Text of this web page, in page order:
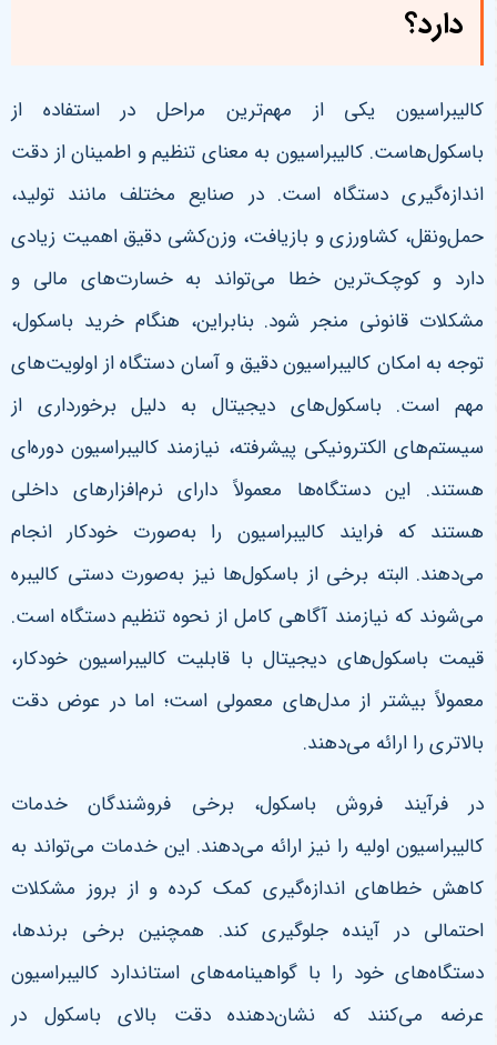
دارد؟
کالیبراسیون یکی از مهم‌ترین مراحل در استفاده از
باسکول‌هاست. کالیبراسیون به معنای تنظیم و اطمینان از دقت
اندازه‌گیری دستگاه است. در صنایع مختلف مانند تولید،
حمل‌ونقل، کشاورزی و بازیافت، وزن‌کشی دقیق اهمیت زیادی
دارد و کوچک‌ترین خطا می‌تواند به خسارت‌های مالی و
مشکلات قانونی منجر شود. بنابراین، هنگام خرید باسکول،
توجه به امکان کالیبراسیون دقیق و آسان دستگاه از اولویت‌های
مهم است. باسکول‌های دیجیتال به دلیل برخورداری از
سیستم‌های الکترونیکی پیشرفته، نیازمند کالیبراسیون دوره‌ای
هستند. این دستگاه‌ها معمولاً دارای نرم‌افزارهای داخلی
هستند که فرایند کالیبراسیون را به‌صورت خودکار انجام
می‌دهند. البته برخی از باسکول‌ها نیز به‌صورت دستی کالیبره
می‌شوند که نیازمند آگاهی کامل از نحوه تنظیم دستگاه است.
قیمت باسکول‌های دیجیتال با قابلیت کالیبراسیون خودکار،
معمولاً بیشتر از مدل‌های معمولی است؛ اما در عوض دقت
بالاتری را ارائه می‌دهند.
در فرآیند فروش باسکول، برخی فروشندگان خدمات
کالیبراسیون اولیه را نیز ارائه می‌دهند. این خدمات می‌تواند به
کاهش خطاهای اندازه‌گیری کمک کرده و از بروز مشکلات
احتمالی در آینده جلوگیری کند. همچنین برخی برندها،
دستگاه‌های خود را با گواهینامه‌های استاندارد کالیبراسیون
عرضه می‌کنند که نشان‌دهنده دقت بالای باسکول در